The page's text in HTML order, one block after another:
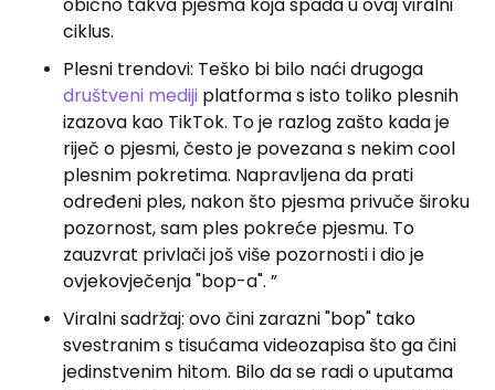
ciklus.
Plesni trendovi: Teško bi bilo naći drugoga
društveni mediji platforma s isto toliko plesnih
izazova kao TikTok. To je razlog zašto kada je
riječ o pjesmi, često je povezana s nekim cool
plesnim pokretima. Napravljena da prati
određeni ples, nakon što pjesma privuče široku
pozornost, sam ples pokreće pjesmu. To
zauzvrat privlači još više pozornosti i dio je
ovjekovječenja "bop-a". ”
Viralni sadržaj: ovo čini zarazni "bop" tako
svestranim s tisućama videozapisa što ga čini
jedinstvenim hitom. Bilo da se radi o uputama